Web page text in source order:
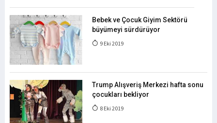
Bebek ve Çocuk Giyim Sektörü
büyümeyi sürdürüyor
9 Eki 2019
Trump Alışveriş Merkezi hafta sonu
çocukları bekliyor
8 Eki 2019